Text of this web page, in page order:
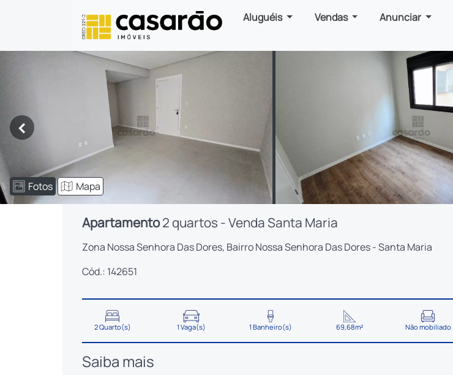
Aluguéis Vendas Anunciar
<
Fotos Mapa
Apartamento2 quartos - Venda Santa Maria
Zona Nossa Senhora Das Dores, Bairro Nossa Senhora Das Dores - Santa Maria
Cód.: 142651
2 Quarto(s) 1 Vaga(s) 1 Banheiro(s) 69,68m² Não mobiliado
Saiba mais